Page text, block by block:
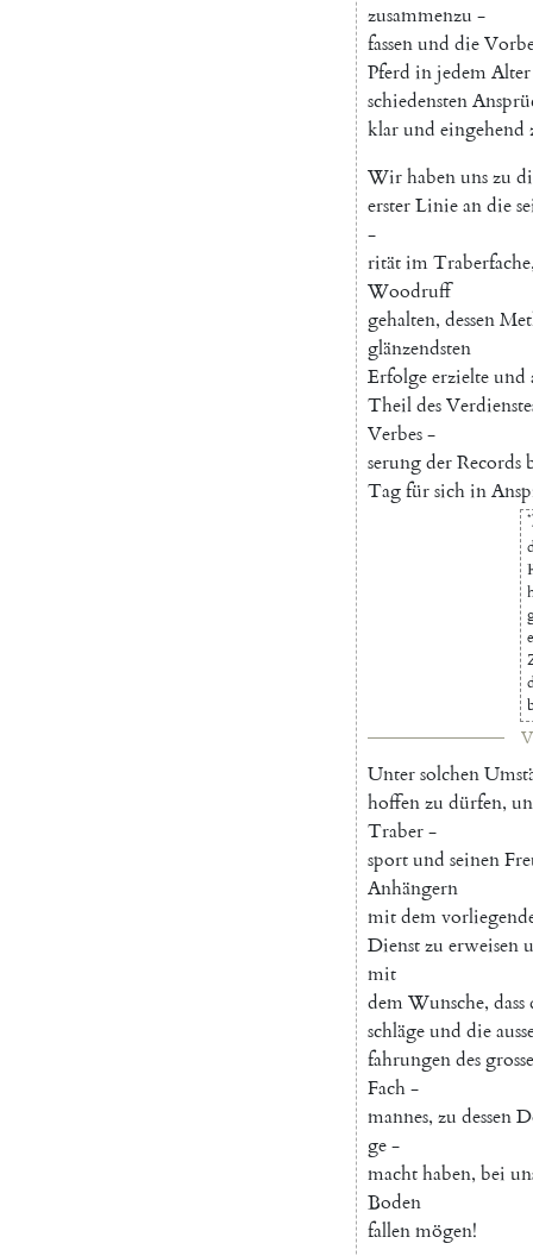
zusammenzu -
fassenund die
Pferd injedemAlter
schiedensten
klarund eingehend
Wirhabenunszu
ersterLinieandie
-
ritätimTraberfache
Woodruff
gehalten, dessen
glänzendsten
Erfolgeerzielteund
Theildes
Verbes-
serungderRecords
Tagfürsichin
Untersolchen
hoffenzu dürfen,
Traber-
sportund seinen
Anhängern
mitdem
Dienstzu erweisen
mit
demWunsche, dass
schlägeund die
fahrungendes
Fach-
mannes, zu dessen
ge-
machthaben, bei
Boden
fallenmögen!